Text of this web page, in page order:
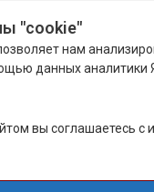
«Арматон»,
"cookie"
нам
данных аналитики
вы соглашаетесь с